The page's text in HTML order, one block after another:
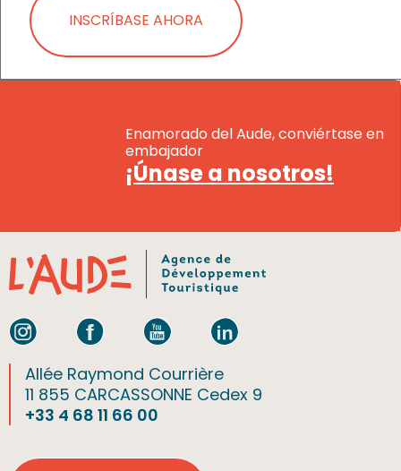
INSCRÍBASE AHORA
Enamorado del Aude, conviértase en
embajador
¡Únase a nosotros!
Allée Raymond Courrière
11 855 CARCASSONNE Cedex 9
+33 4 68 11 66 00